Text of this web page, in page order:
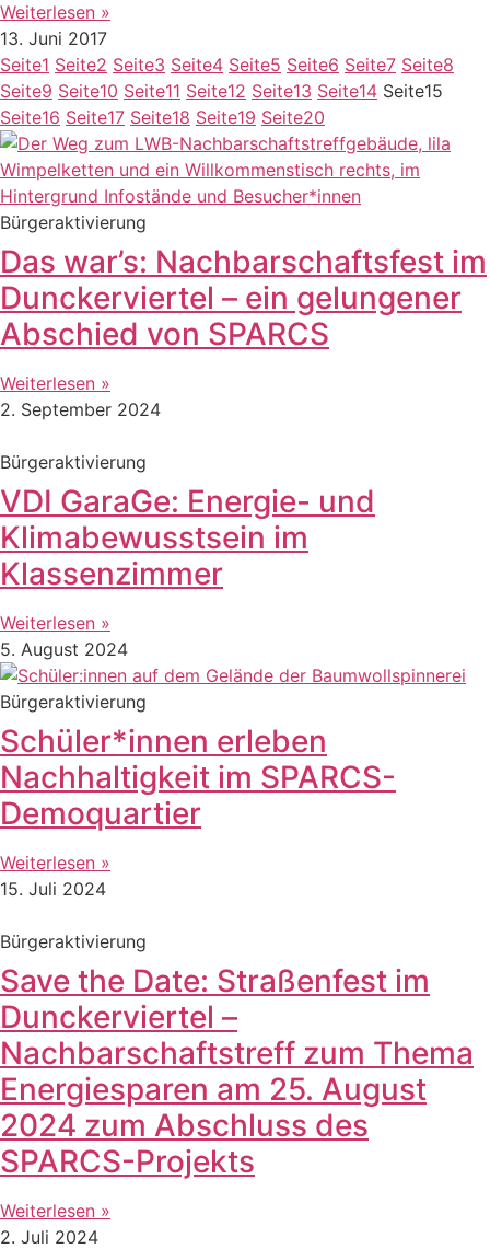
Weiterlesen »
13. Juni 2017
Seite1 Seite2 Seite3 Seite4 Seite5 Seite6 Seite7 Seite8
Seite9 Seite10 Seite11 Seite12 Seite13 Seite14 Seite15
Seite16 Seite17 Seite18 Seite19 Seite20
Bürgeraktivierung
Das war’s: Nachbarschaftsfest im
Dunckerviertel – ein gelungener
Abschied von SPARCS
Weiterlesen »
2. September 2024
Bürgeraktivierung
VDI GaraGe: Energie- und
Klimabewusstsein im
Klassenzimmer
Weiterlesen »
5. August 2024
Bürgeraktivierung
Schüler*innen erleben
Nachhaltigkeit im SPARCS-
Demoquartier
Weiterlesen »
15. Juli 2024
Bürgeraktivierung
Save the Date: Straßenfest im
Dunckerviertel –
Nachbarschaftstreff zum Thema
Energiesparen am 25. August
2024 zum Abschluss des
SPARCS-Projekts
Weiterlesen »
2. Juli 2024